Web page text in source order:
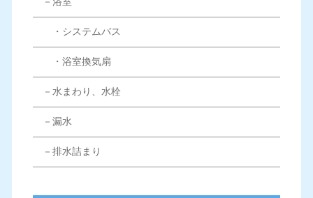
・システムバス
・浴室換気扇
－水まわり、水栓
－漏水
－排水詰まり